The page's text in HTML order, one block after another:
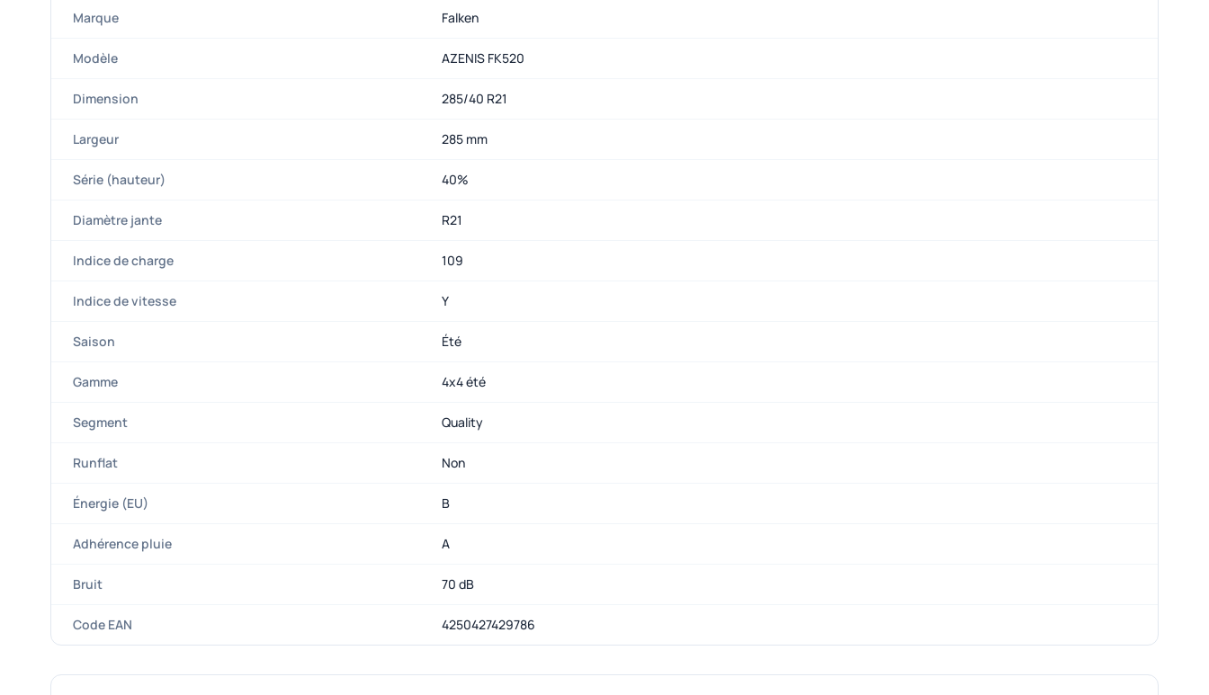
Marque Falken
Modèle AZENIS FK520
Dimension 285/40 R21
Largeur 285 mm
Série (hauteur) 40%
Diamètre jante R21
Indice de charge 109
Indice de vitesse Y
Saison Été
Gamme 4x4 été
Segment Quality
Runflat Non
Énergie (EU) B
Adhérence pluie A
Bruit 70 dB
Code EAN 4250427429786